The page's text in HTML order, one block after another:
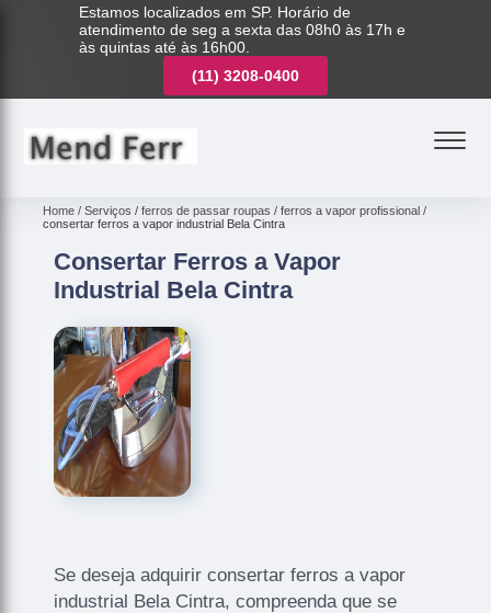
Estamos localizados em SP. Horário de
atendimento de seg a sexta das 08h0 às 17h e
às quintas até às 16h00.
(11) 3208-0400
Home Serviços ferros de passar roupas
ferros a vapor profissional
consertar ferros a vapor industrial Bela Cintra
Consertar Ferros a Vapor
Industrial Bela Cintra
Se deseja adquirir consertar ferros a vapor
industrial Bela Cintra, compreenda que se